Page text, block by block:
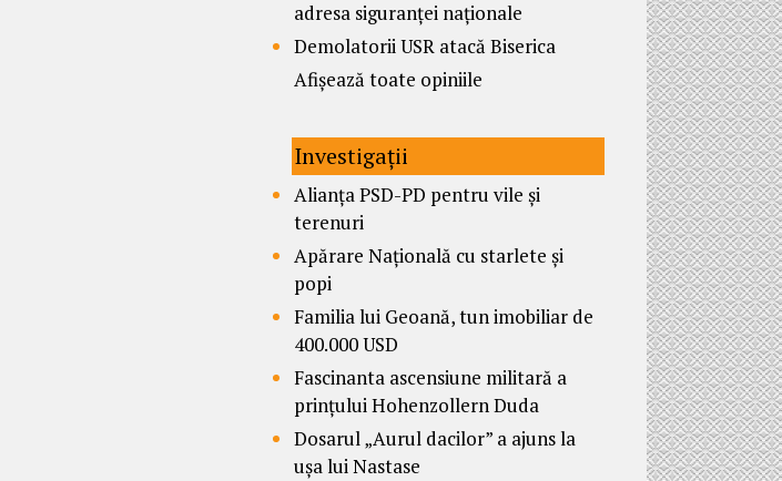
adresa siguranței naționale
Demolatorii USR atacă Biserica
Afișează toate opiniile
Investigații
Alianța PSD-PD pentru vile și
terenuri
Apărare Națională cu starlete și
popi
Familia lui Geoană, tun imobiliar de
400.000 USD
Fascinanta ascensiune militară a
prințului Hohenzollern Duda
Dosarul „Aurul dacilor” a ajuns la
ușa lui Nastase